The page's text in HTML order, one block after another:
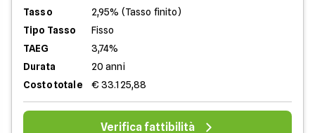
Tasso
2,95% (Tasso finito)
Tipo Tasso
Fisso
TAEG
3,74%
Durata
20 anni
Costo totale
€ 33.125,88
Verifica fattibilità